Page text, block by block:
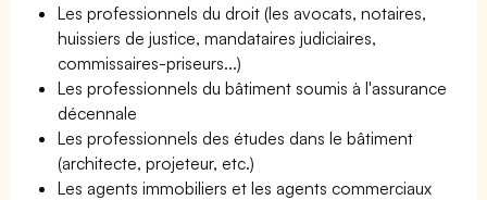
Les professionnels du droit (les avocats, notaires,
huissiers de justice, mandataires judiciaires,
commissaires-priseurs...)
Les professionnels du bâtiment soumis à l'assurance
décennale
Les professionnels des études dans le bâtiment
(architecte, projeteur, etc.)
Les agents immobiliers et les agents commerciaux